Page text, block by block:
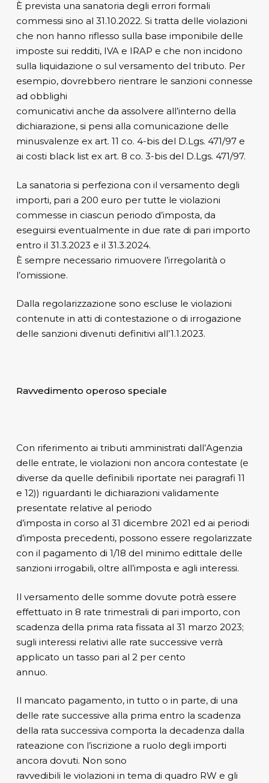
È prevista una sanatoria degli errori formali
commessi sino al 31.10.2022. Si tratta delle violazioni
che non hanno riflesso sulla base imponibile delle
imposte sui redditi, IVA e IRAP e che non incidono
sulla liquidazione o sul versamento del tributo. Per
esempio, dovrebbero rientrare le sanzioni connesse
ad obblighi
comunicativi anche da assolvere all’interno della
dichiarazione, si pensi alla comunicazione delle
minusvalenze ex art. 11 co. 4-bis del D.Lgs. 471/97 e
ai costi black list ex art. 8 co. 3-bis del D.Lgs. 471/97.
La sanatoria si perfeziona con il versamento degli
importi, pari a 200 euro per tutte le violazioni
commesse in ciascun periodo d’imposta, da
eseguirsi eventualmente in due rate di pari importo
entro il 31.3.2023 e il 31.3.2024.
È sempre necessario rimuovere l’irregolarità o
l’omissione.
Dalla regolarizzazione sono escluse le violazioni
contenute in atti di contestazione o di irrogazione
delle sanzioni divenuti definitivi all’1.1.2023.
Ravvedimento operoso speciale
Con riferimento ai tributi amministrati dall’Agenzia
delle entrate, le violazioni non ancora contestate (e
diverse da quelle definibili riportate nei paragrafi 11
e 12)) riguardanti le dichiarazioni validamente
presentate relative al periodo
d’imposta in corso al 31 dicembre 2021 ed ai periodi
d’imposta precedenti, possono essere regolarizzate
con il pagamento di 1/18 del minimo edittale delle
sanzioni irrogabili, oltre all’imposta e agli interessi.
Il versamento delle somme dovute potrà essere
effettuato in 8 rate trimestrali di pari importo, con
scadenza della prima rata fissata al 31 marzo 2023;
sugli interessi relativi alle rate successive verrà
applicato un tasso pari al 2 per cento
annuo.
Il mancato pagamento, in tutto o in parte, di una
delle rate successive alla prima entro la scadenza
della rata successiva comporta la decadenza dalla
rateazione con l’iscrizione a ruolo degli importi
ancora dovuti. Non sono
ravvedibili le violazioni in tema di quadro RW e gli